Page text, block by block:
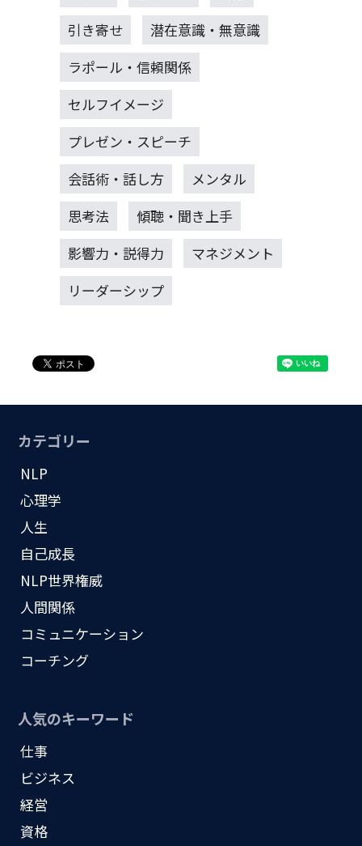
引き寄せ
潜在意識・無意識
ラポール・信頼関係
セルフイメージ
プレゼン・スピーチ
会話術・話し方
メンタル
思考法
傾聴・聞き上手
影響力・説得力
マネジメント
リーダーシップ
カテゴリー
NLP
心理学
人生
自己成長
NLP世界権威
人間関係
コミュニケーション
コーチング
人気のキーワード
仕事
ビジネス
経営
資格